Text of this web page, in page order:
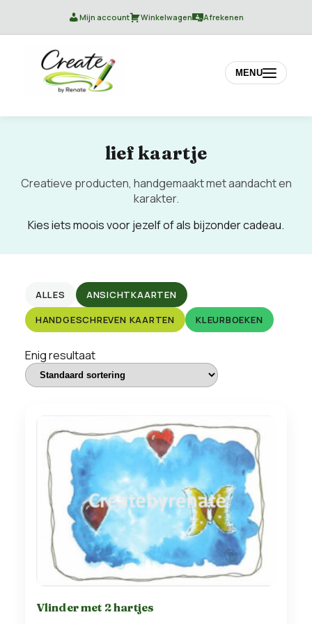
Mijn account Winkelwagen Afrekenen
MENU
lief kaartje
Creatieve producten, handgemaakt met aandacht en
karakter.
Kies iets moois voor jezelf of als bijzonder cadeau.
ALLES
ANSICHTKAARTEN
HANDGESCHREVEN KAARTEN
KLEURBOEKEN
Enig resultaat
Vlinder met 2 hartjes